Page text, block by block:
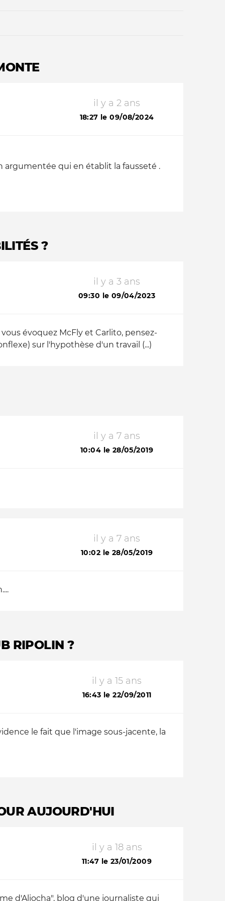
Qui sommes-nous ?
il y a 2 ans
18:27 le 09/08/2024
qui en établit la fausseté .
?
il y a 3 ans
09:30 le 09/04/2023
évoquez McFly et Carlito, pensez-
sur l'hypothèse d'un travail (...)
il y a 7 ans
10:04 le 28/05/2019
il y a 7 ans
10:02 le 28/05/2019
RIPOLIN ?
il y a 15 ans
16:43 le 22/09/2011
le fait que l'image sous-jacente, la
AUJOURD'HUI
il y a 18 ans
11:47 le 23/01/2009
d'Aliocha", blog d'une journaliste qui